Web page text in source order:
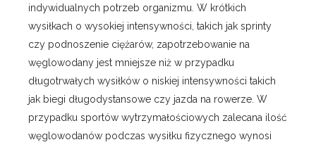
indywidualnych potrzeb organizmu. W krótkich
wysiłkach o wysokiej intensywności, takich jak sprinty
czy podnoszenie ciężarów, zapotrzebowanie na
węglowodany jest mniejsze niż w przypadku
długotrwałych wysiłków o niskiej intensywności takich
jak biegi długodystansowe czy jazda na rowerze. W
przypadku sportów wytrzymałościowych zalecana ilość
węglowodanów podczas wysiłku fizycznego wynosi